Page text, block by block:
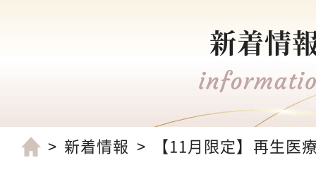
新着情
新着情報 【11月限定】再生医